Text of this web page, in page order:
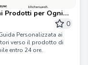
Prodotti per Ogni
0
Personalizzata ai
verso il prodotto di
entro 24 ore.